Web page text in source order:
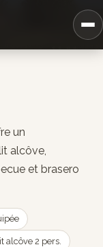
un
alcôve,
et brasero
alcôve 2 pers.